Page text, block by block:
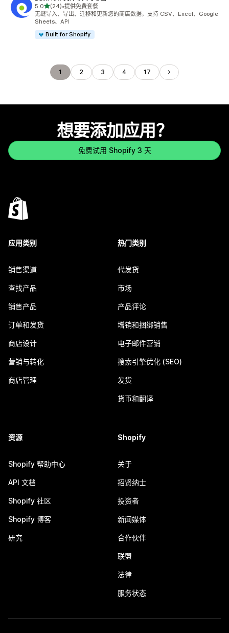
5.0星（满分 5 星）
(24)
总共 24 条评论
•提供免费套餐
无缝导入、导出、迁移和更新您的商店数据，支持 CSV、Excel、Google
Sheets、API
Built for Shopify
1 2 3 4 17
想要添加应用？
免费试用 Shopify 3 天
应用类别
销售渠道
查找产品
销售产品
订单和发货
商店设计
营销与转化
商店管理
热门类别
代发货
市场
产品评论
增销和捆绑销售
电子邮件营销
搜索引擎优化 (SEO)
发货
货币和翻译
资源
Shopify 帮助中心
API 文档
Shopify 社区
Shopify 博客
研究
Shopify
关于
招贤纳士
投资者
新闻媒体
合作伙伴
联盟
法律
服务状态